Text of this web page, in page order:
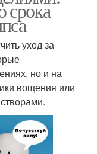
срока
уход за
но и на
вощения или